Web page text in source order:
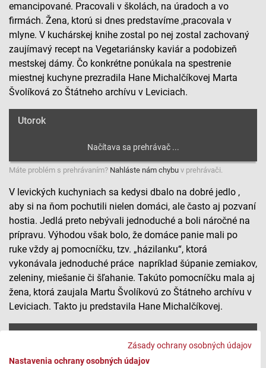
Zásady ochrany osobných údajov
Nastavenia ochrany osobných údajov
emancipované. Pracovali v školách, na úradoch a vo
firmách. Žena, ktorú si dnes predstavíme ,pracovala v
mlyne. V kuchárskej knihe zostal po nej zostal zachovaný
zaujímavý recept na Vegetariánsky kaviár a podobizeň
mestskej dámy. Čo konkrétne ponúkala na spestrenie
miestnej kuchyne prezradila Hane Michalčíkovej Marta
Švolíková zo Štátneho archívu v Leviciach.
Utorok
Máte problém s prehrávaním? Nahláste nám chybu v prehrávači.
V levických kuchyniach sa kedysi dbalo na dobré jedlo ,
aby si na ňom pochutili nielen domáci, ale často aj pozvaní
hostia. Jedlá preto nebývali jednoduché a boli náročné na
prípravu. Výhodou však bolo, že domáce panie mali po
ruke vždy aj pomocníčku, tzv. „házilanku“, ktorá
vykonávala jednoduché práce napríklad šúpanie zemiakov,
zeleniny, miešanie či šľahanie. Takúto pomocníčku mala aj
žena, ktorá zaujala Martu Švolíkovú zo Štátneho archívu v
Leviciach. Takto ju predstavila Hane Michalčíkovej.